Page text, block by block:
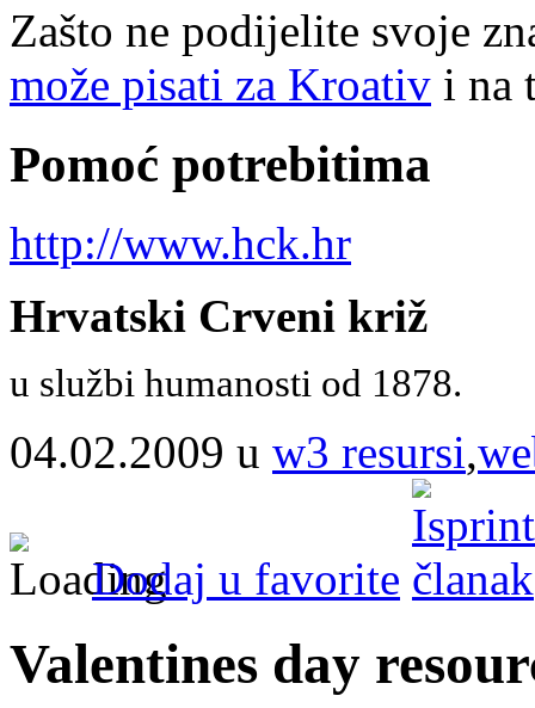
Zašto ne podijelite svoje
može pisati za Kroativ i na
Pomoć potrebitima
http://www.hck.hr
Hrvatski Crveni križ
u službi humanosti od 1878.
04.02.2009 u w3 resursi,
Dodaj u favorite
Valentines day